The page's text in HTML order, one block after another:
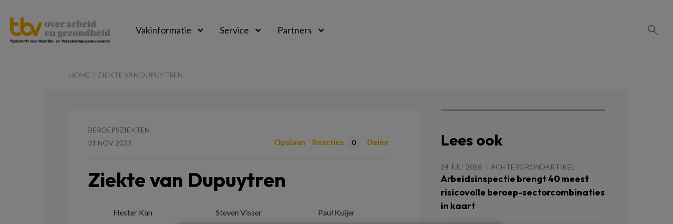
Online
Vakinformatie Service Partners
HOME ZIEKTE VAN DUPUYTREN
BEROEPSZIEKTEN
01 NOV 2023
Opslaan Reacties 0 Delen
Ziekte van Dupuytren
Hester Kan Steven Visser Paul Kuijer
Lees ook
24 JULI 2026 ACHTERGRONDARTIKEL
Arbeidsinspectie brengt 40 meest
risicovolle beroep-sectorcombinaties
in kaart